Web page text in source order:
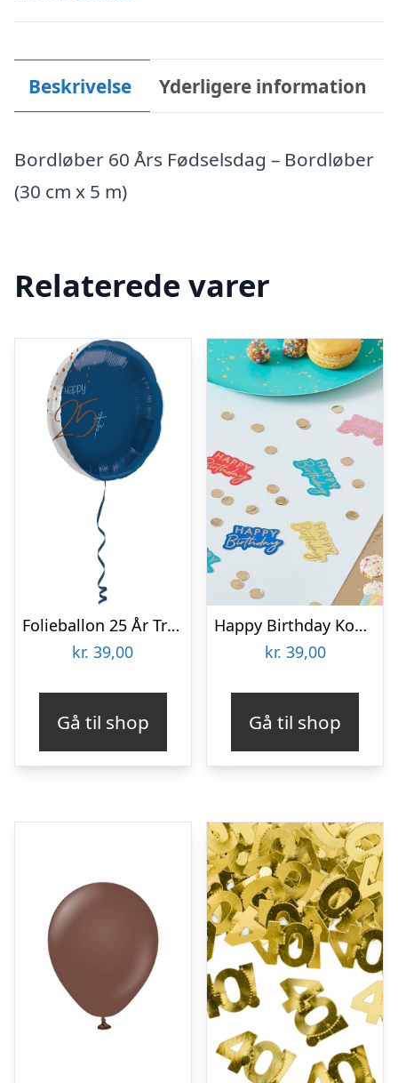
Beskrivelse Yderligere information
Bordløber 60 Års Fødselsdag – Bordløber
(30 cm x 5 m)
Relaterede varer
Folieballon 25 År True Blue
kr. 39,00
Gå til shop
Happy Birthday Konfetti Multifarvet
kr. 39,00
Gå til shop